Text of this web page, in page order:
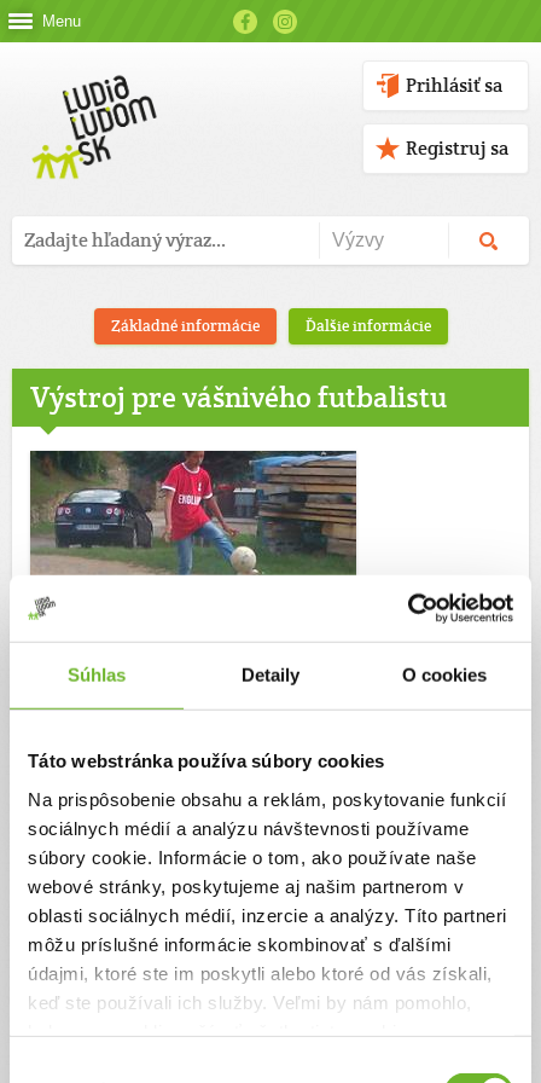
Súhlas Detaily O cookies
Táto webstránka používa súbory cookies
Na prispôsobenie obsahu a reklám, poskytovanie funkcií
sociálnych médií a analýzu návštevnosti používame
súbory cookie. Informácie o tom, ako používate naše
webové stránky, poskytujeme aj našim partnerom v
oblasti sociálnych médií, inzercie a analýzy. Títo partneri
môžu príslušné informácie skombinovať s ďalšími
údajmi, ktoré ste im poskytli alebo ktoré od vás získali,
keď ste používali ich služby. Veľmi by nám pomohlo,
Menu
Prihlásiť sa
Registruj sa
Základné informácie Ďalšie informácie
Výstroj pre vášnivého futbalistu
matús kovac-pesta, 25 r.
Trvanie výzvy:
Cieľ výzvy
Cieľom výzvy je kúpa športových potrieb.
Autor výzvy
eduRoma
0948 136 076
www.eduroma.sk
IČO:
42265771